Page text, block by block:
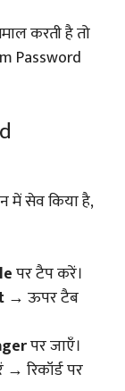
करती है तो
Password
में सेव किया है,
पर टैप करें।
→ ऊपर टैब
पर जाएँ।
रिकॉर्ड पर